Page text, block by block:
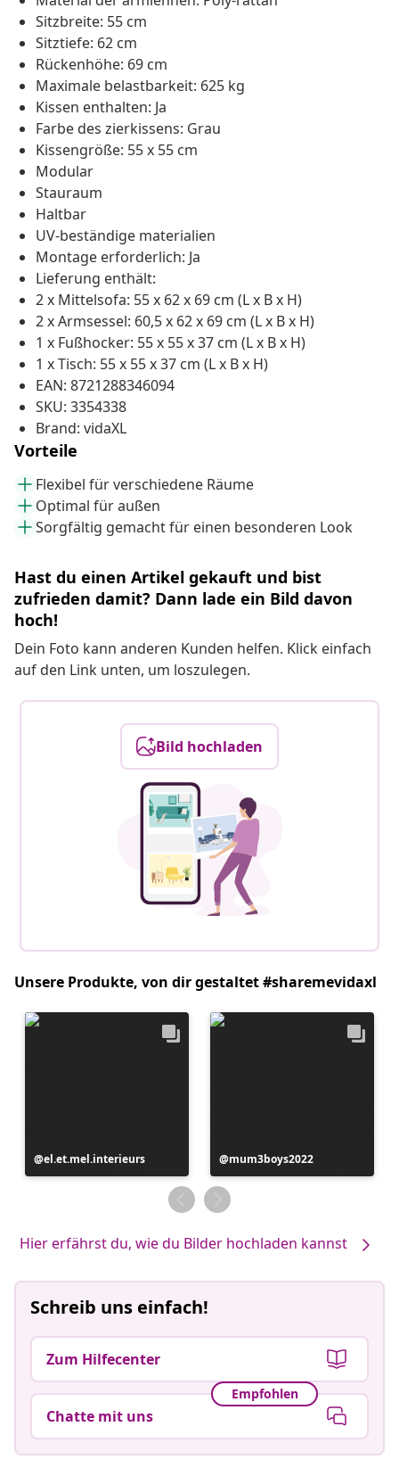
Sitzbreite: 55 cm
Sitztiefe: 62 cm
Rückenhöhe: 69 cm
Maximale belastbarkeit: 625 kg
Kissen enthalten: Ja
Farbe des zierkissens: Grau
Kissengröße: 55 x 55 cm
Modular
Stauraum
Haltbar
UV-beständige materialien
Montage erforderlich: Ja
Lieferung enthält:
2 x Mittelsofa: 55 x 62 x 69 cm (L x B x H)
2 x Armsessel: 60,5 x 62 x 69 cm (L x B x H)
1 x Fußhocker: 55 x 55 x 37 cm (L x B x H)
1 x Tisch: 55 x 55 x 37 cm (L x B x H)
EAN: 8721288346094
SKU: 3354338
Brand: vidaXL
Vorteile
Flexibel für verschiedene Räume
Optimal für außen
Sorgfältig gemacht für einen besonderen Look
Hast du einen Artikel gekauft und bist
zufrieden damit? Dann lade ein Bild davon
hoch!
Dein Foto kann anderen Kunden helfen. Klick einfach
auf den Link unten, um loszulegen.
Bild hochladen
Unsere Produkte, von dir gestaltet #sharemevidaxl
Beitrag
veröffentlicht
el.et.mel.interieurs
Beitrag
veröffentlicht
von
mum3boys2022
Hier erfährst du, wie du Bilder hochladen kannst
Schreib uns einfach!
Zum Hilfecenter
Empfohlen
Chatte mit uns